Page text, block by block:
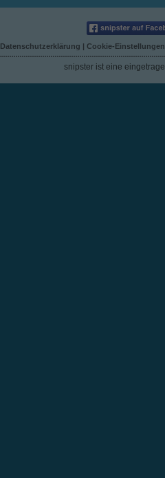
Datenschutzerklärung | Cookie-Einstellungen
snipster ist eine